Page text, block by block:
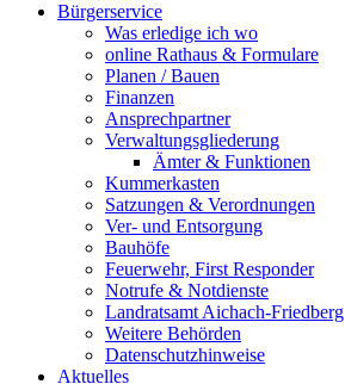
Bürgerservice
Was erledige ich wo
online Rathaus & Formulare
Planen / Bauen
Finanzen
Ansprechpartner
Verwaltungsgliederung
Ämter & Funktionen
Kummerkasten
Satzungen & Verordnungen
Ver- und Entsorgung
Bauhöfe
Feuerwehr, First Responder
Notrufe & Notdienste
Landratsamt Aichach-Friedberg
Weitere Behörden
Datenschutzhinweise
Aktuelles